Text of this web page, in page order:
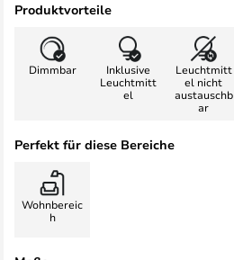
Produktvorteile
Dimmbar
Inklusive
Leuchtmitt
el
Leuchtmitt
el nicht
austauschb
ar
Perfekt für diese Bereiche
Wohnbereic
h